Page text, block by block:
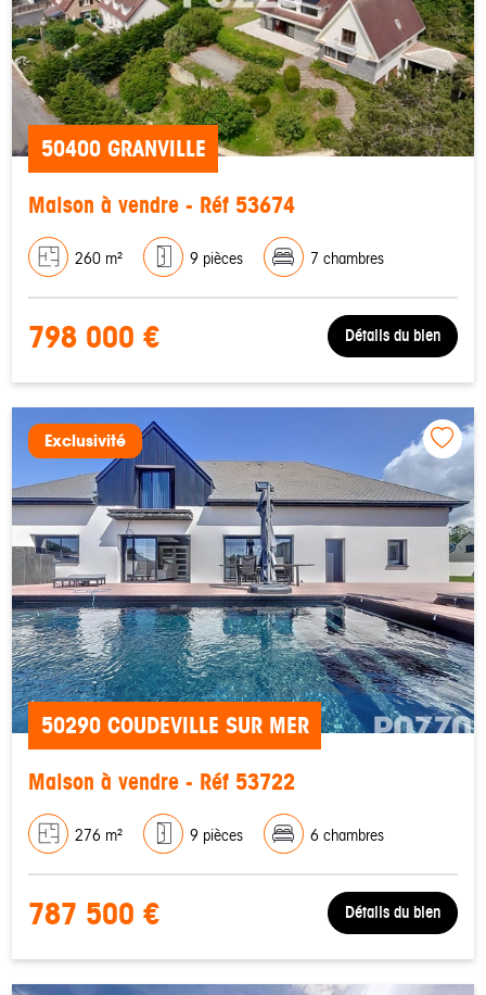
50400 GRANVILLE
Maison à vendre - Réf 53674
260 m² 9 pièces 7 chambres
798 000 € Détails du bien
Exclusivité
50290 COUDEVILLE SUR MER
Maison à vendre - Réf 53722
276 m² 9 pièces 6 chambres
787 500 € Détails du bien